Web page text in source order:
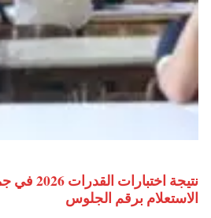
نتيجة
الاستعلام برقم الجلوس